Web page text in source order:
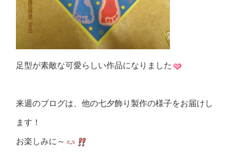
足型が素敵な可愛らしい作品になりました
来週のブログは、他の七夕飾り製作の様子をお届けし
ます！
お楽しみに～